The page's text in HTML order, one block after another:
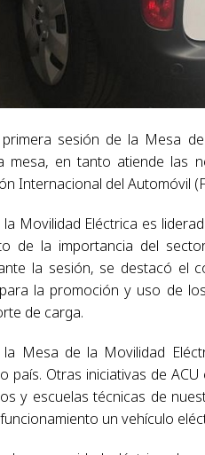
sesión de la Mesa
mesa, en tanto atiende las
Internacional del Automóvil
Movilidad Eléctrica es
de la importancia del
la sesión, se destacó el
la promoción y uso de
de carga.
la Mesa de la Movilidad
país. Otras iniciativas de
y escuelas técnicas de
un vehículo